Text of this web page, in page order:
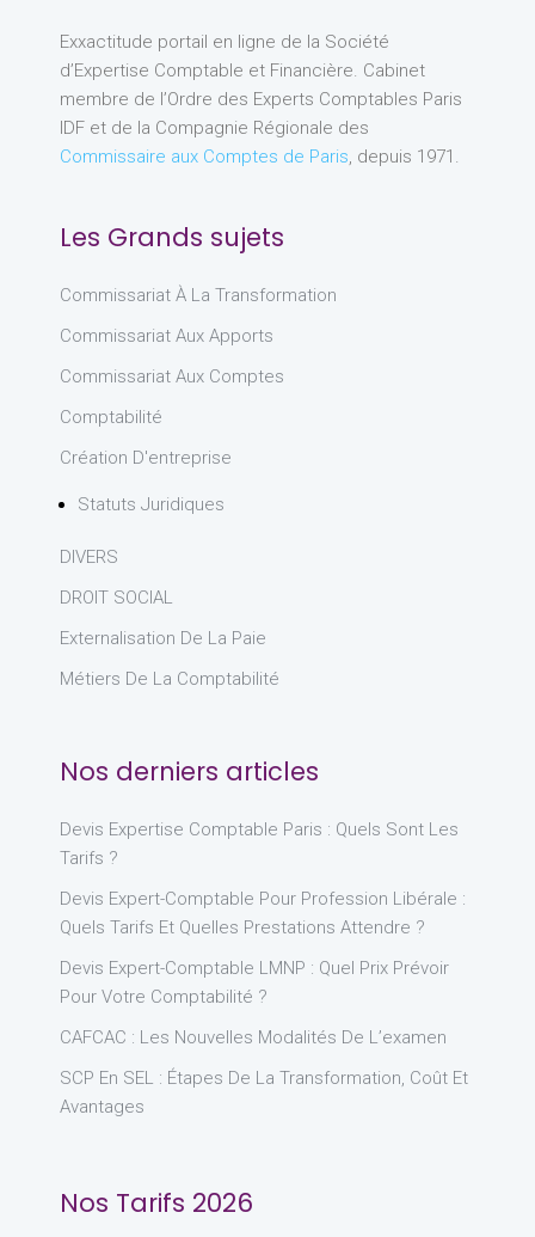
Exxactitude portail en ligne de la Société
d’Expertise Comptable et Financière. Cabinet
membre de l’Ordre des Experts Comptables Paris
IDF et de la Compagnie Régionale des
Commissaire aux Comptes de Paris, depuis 1971.
Les Grands sujets
Commissariat À La Transformation
Commissariat Aux Apports
Commissariat Aux Comptes
Comptabilité
Création D'entreprise
Statuts Juridiques
DIVERS
DROIT SOCIAL
Externalisation De La Paie
Métiers De La Comptabilité
Nos derniers articles
Devis Expertise Comptable Paris : Quels Sont Les
Tarifs ?
Devis Expert-Comptable Pour Profession Libérale :
Quels Tarifs Et Quelles Prestations Attendre ?
Devis Expert-Comptable LMNP : Quel Prix Prévoir
Pour Votre Comptabilité ?
CAFCAC : Les Nouvelles Modalités De L’examen
SCP En SEL : Étapes De La Transformation, Coût Et
Avantages
Nos Tarifs 2026